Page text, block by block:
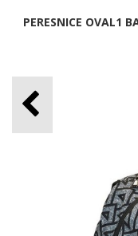
PERESNICE OVAL1